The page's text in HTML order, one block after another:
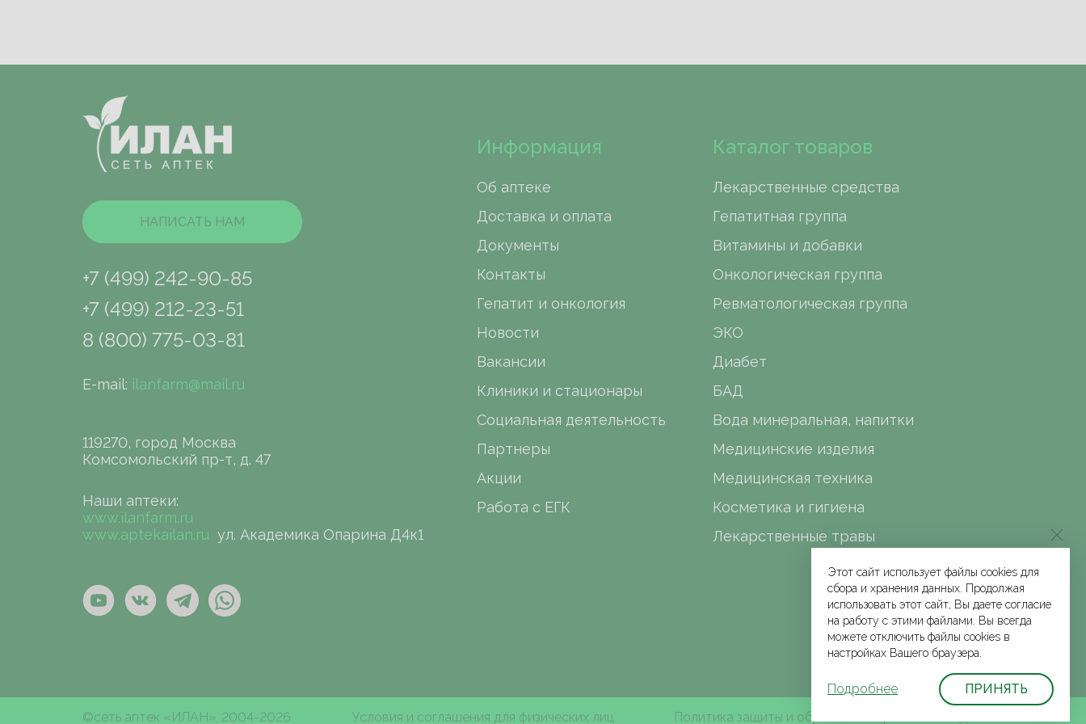
НАПИСАТЬ НАМ
+7 (499) 242-90-85
+7 (499) 212-23-51
8 (800) 775-03-81
E-mail: ilanfarm@mail.ru
119270, город Москва
Комсомольский пр-т, д. 47
Наши аптеки:
www.ilanfarm.ru
www.aptekailan.ru ул. Академика Опарина Д4к1
Информация
Об аптеке
Доставка и оплата
Документы
Контакты
Гепатит и онкология
Новости
Вакансии
Клиники и стационары
Социальная деятельность
Партнеры
Акции
Работа с ЕГК
Каталог товаров
Лекарственные средства
Гепатитная группа
Витамины и добавки
Онкологическая группа
Ревматологическая группа
ЭКО
Диабет
БАД
Вода минеральная, напитки
Медицинские изделия
Медицинская техника
Косметика и гигиена
Лекарственные травы
©сеть аптек «ИЛАН», 2004-2026 Условия и соглашения для физических лиц Политика защиты и обработки персональных данных
Этот сайт использует файлы cookies для
сбора и хранения данных. Продолжая
использовать этот сайт, Вы даете согласие
на работу с этими файлами. Вы всегда
можете отключить файлы cookies в
настройках Вашего браузера.
Подробнее ПРИНЯТЬ